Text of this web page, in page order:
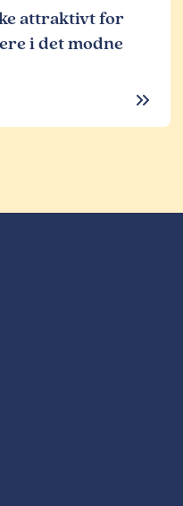
attraktivt for
i det modne